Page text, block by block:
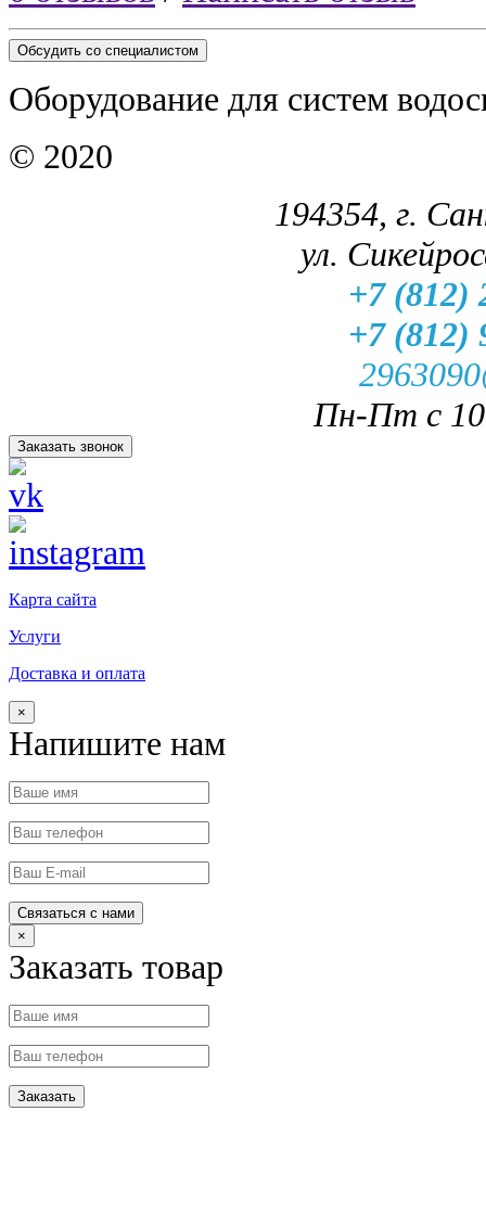
Обсудить со специалистом
Оборудование для систем
© 2020
194354, г.
ул.
+7 (812)
+7 (812)
Пн-Пт с
Заказать звонок
Карта сайта
Услуги
Доставка и оплата
×
Напишите нам
×
Заказать товар